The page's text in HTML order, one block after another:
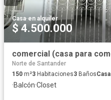
Casa·en alquiler
$ 4.500.000
Norte de Santander
150 m²3 Habitaciones3 BañosCasa
·Balcón·Closet